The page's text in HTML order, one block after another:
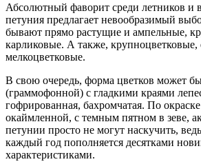
Абсолютный фаворит среди летников и
петуния предлагает невообразимый
бывают прямо растущие и ампельные,
карликовые. А также,
мелкоцветковые.
В свою очередь, форма цветков может
(граммофонной) с гладкими краями
гофрированная, бахромчатая. По
окаймленной, с темным пятном в зеве,
петунии просто не могут наскучить,
каждый год пополняется десятками
характеристиками.